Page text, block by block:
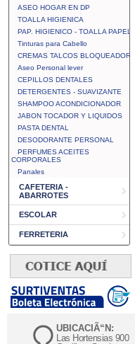
ASEO HOGAR EN DP
TOALLA HIGIENICA
PAP. HIGIENICO - TOALLA PAPEL
Tinturas para Cabello
CREMAS TALCOS BLOQUEADOR
Aseo Personal lever
CEPILLOS DENTALES
DETERGENTES - SUAVIZANTE
SHAMPOO ACONDICIONADOR
JABON TOCADOR Y LIQUIDOS
PASTA DENTAL
DESODORANTE PERSONAL
PERFUMES ACEITES
CORPORALES
Panales
CAFETERIA -
ABARROTES
ESCOLAR
FERRETERIA
UBICACIÃ“N:
Las Hortensias 900